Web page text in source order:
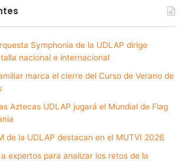
Symphonia de la UDLAP dirige
nacional e internacional
marca el cierre del Curso de Verano de
Aztecas UDLAP jugará el Mundial de Flag
de la UDLAP destacan en el MUTVI 2026
expertos para analizar los retos de la